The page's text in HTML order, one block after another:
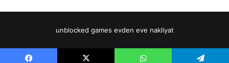
unblocked games evden eve nakliyat